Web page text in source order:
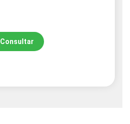
Consultar